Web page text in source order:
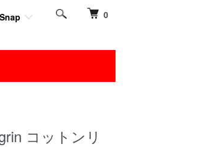
0
コットンリ